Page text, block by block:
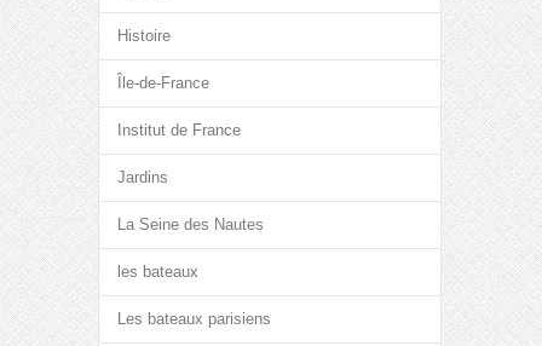
Histoire
Île-de-France
Institut de France
Jardins
La Seine des Nautes
les bateaux
Les bateaux parisiens